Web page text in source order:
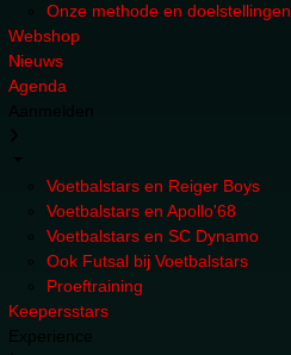
Onze methode en doelstellingen
Webshop
Nieuws
Agenda
Voetbalstars en Reiger Boys
Voetbalstars en Apollo'68
Voetbalstars en SC Dynamo
Ook Futsal bij Voetbalstars
Proeftraining
Keepersstars